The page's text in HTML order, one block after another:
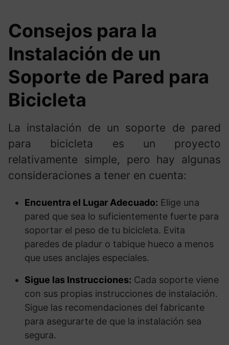
Consejos para la
Instalación de un
Soporte de Pared para
Bicicleta
La instalación de un soporte de pared
para bicicleta es un proyecto
relativamente simple, pero hay algunas
consideraciones a tener en cuenta:
Encuentra el Lugar Adecuado: Elige una
pared que sea lo suficientemente fuerte para
soportar el peso de tu bicicleta. Evita
paredes de pladur o tabique hueco a menos
que uses anclajes especiales.
Sigue las Instrucciones: Cada soporte viene
con sus propias instrucciones de instalación.
Sigue las recomendaciones del fabricante
para asegurarte de que la instalación sea
segura.